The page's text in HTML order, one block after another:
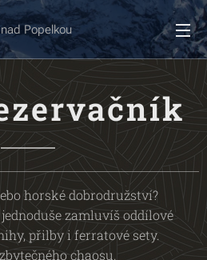
Popelkou
horské dobrodružství?
zamluvíš oddílové
přilby i ferratové sety.
chaosu.